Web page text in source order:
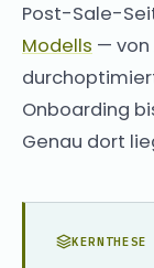
Post-Sale-
Modells — von
Onboarding
Genau dort
KERNTHESE